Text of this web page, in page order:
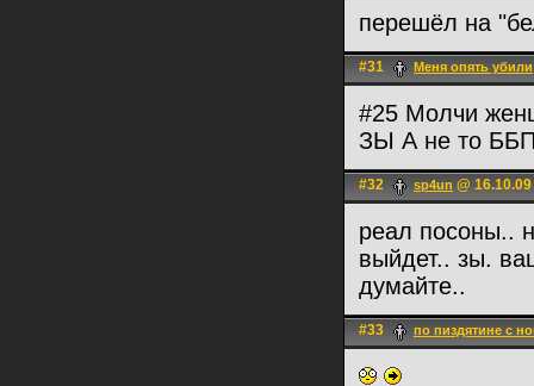
перешёл на
#31 Меня опять убили
#25 Молчи
ЗЫ А не то
#32 sp4un @
реал посоны..
выйдет.. зы.
думайте..
#33 по пиздятине с